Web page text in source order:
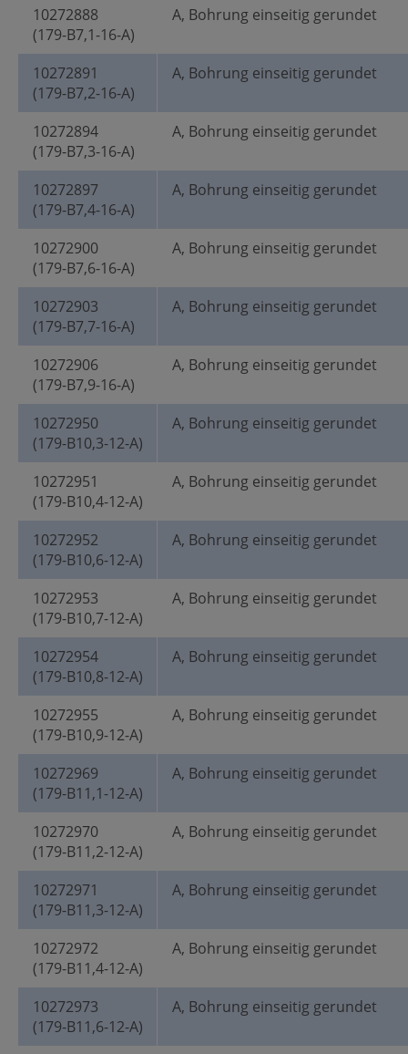
10272888
(179-B7,1-16-A)
A, Bohrung einseitig gerundet
10272891
(179-B7,2-16-A)
A, Bohrung einseitig gerundet
10272894
(179-B7,3-16-A)
A, Bohrung einseitig gerundet
10272897
(179-B7,4-16-A)
A, Bohrung einseitig gerundet
10272900
(179-B7,6-16-A)
A, Bohrung einseitig gerundet
10272903
(179-B7,7-16-A)
A, Bohrung einseitig gerundet
10272906
(179-B7,9-16-A)
A, Bohrung einseitig gerundet
10272950
(179-B10,3-12-A)
A, Bohrung einseitig gerundet
10272951
(179-B10,4-12-A)
A, Bohrung einseitig gerundet
10272952
(179-B10,6-12-A)
A, Bohrung einseitig gerundet
10272953
(179-B10,7-12-A)
A, Bohrung einseitig gerundet
10272954
(179-B10,8-12-A)
A, Bohrung einseitig gerundet
10272955
(179-B10,9-12-A)
A, Bohrung einseitig gerundet
10272969
(179-B11,1-12-A)
A, Bohrung einseitig gerundet
10272970
(179-B11,2-12-A)
A, Bohrung einseitig gerundet
10272971
(179-B11,3-12-A)
A, Bohrung einseitig gerundet
10272972
(179-B11,4-12-A)
A, Bohrung einseitig gerundet
10272973
(179-B11,6-12-A)
A, Bohrung einseitig gerundet